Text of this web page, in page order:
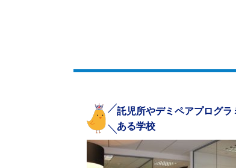
託児所やデミペアプログラ
ある学校